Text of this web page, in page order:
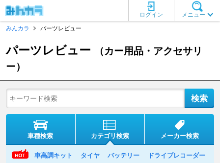
メニュー
ログイン
みんカラ
パーツレビュー
パーツレビュー
（カー用品・アクセサリ
ー）
車種検索 カテゴリ検索 メーカー検索
車高調キット タイヤ バッテリー
ドライブレコーダー